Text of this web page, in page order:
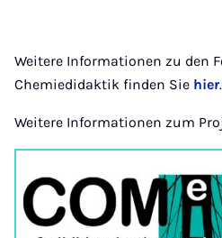
Weitere Informationen zu den
Chemiedidaktik finden Sie hier.
Weitere Informationen zum